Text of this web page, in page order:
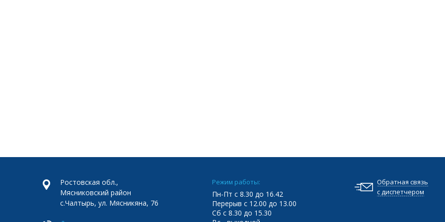
Ростовская обл.,
Мясниковский район
с.Чалтырь, ул. Мясникяна, 76
Режим работы:
Пн-Пт с 8.30 до 16.42
Перерыв с 12.00 до 13.00
Сб с 8.30 до 15.30
Обратная связь
с диспетчером